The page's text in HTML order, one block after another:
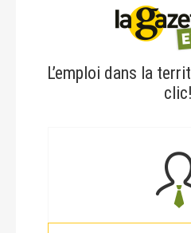
L’emploi dans la
clic!